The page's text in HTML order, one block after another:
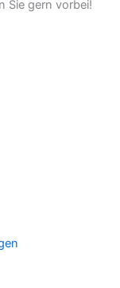
Sie gern vorbei!